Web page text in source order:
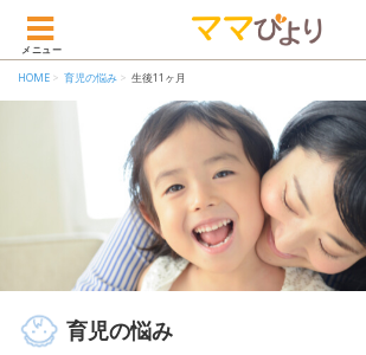
メニュー
HOME 育児の悩み 生後11ヶ月
育児の悩み